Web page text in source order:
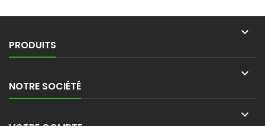
PRODUITS

NOTRE SOCIÉTÉ

